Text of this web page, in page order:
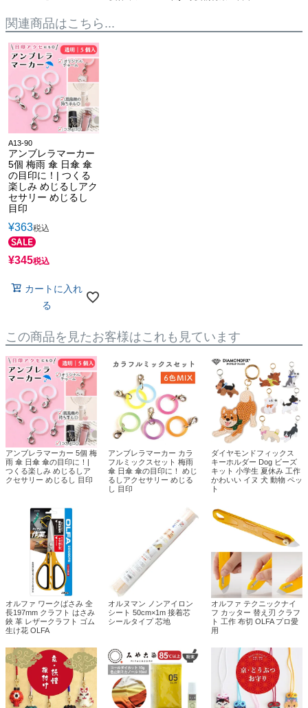
関連商品はこちら...
A13-90
アンブレラマーカー
5個 梅雨 傘 日傘 傘
の目印に！| つくる
楽しみ めじるしアク
セサリー めじるし
目印
¥363税込
¥345税込
カートに入れ
る
この商品を見たお客様はこれも見ています
アンブレラマーカー 5個 梅
雨 傘 日傘 傘の目印に！|
つくる楽しみ めじるしア
クセサリー めじるし 目印
アンブレラマーカー カラ
フルミックスセット 梅雨
傘 日傘 傘の目印に！ めじ
るしアクセサリー めじる
し 目印
ダイヤモンドフィックス
キーホルダー Dog ビーズ
キット 小学生 夏休み 工作
かわいい イヌ 犬 動物 ペッ
ト
オルファ ワークばさみ 全
長197mm クラフト はさみ
鋏 革 レザークラフト ゴム
生け花 OLFA
オルヌマン ノンアイロン
シート 50cm×1m 接着芯
シールタイプ 芯地
オルファ テクニックナイ
フ カッター 替え刃 クラフ
ト 工作 布切 OLFA プロ愛
用